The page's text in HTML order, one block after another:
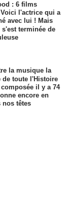
: 6 films
l'actrice qui a
avec lui ! Mais
terminée de
la musique la
de toute l'Histoire
il y a 74
encore en
nos têtes